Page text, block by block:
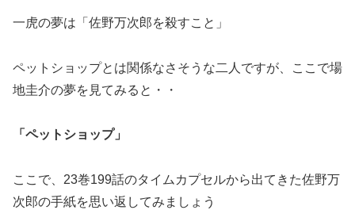
一虎の夢は「佐野万次郎を殺すこと」
ペットショップとは関係なさそうな二人ですが、ここで場
地圭介の夢を見てみると・・
「ペットショップ」
ここで、23巻199話のタイムカプセルから出てきた佐野万
次郎の手紙を思い返してみましょう